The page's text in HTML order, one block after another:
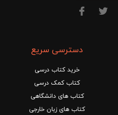
دسترسی سریع
خرید کتاب درسی
کتاب کمک درسی
کتاب های دانشگاهی
کتاب های زبان خارجی